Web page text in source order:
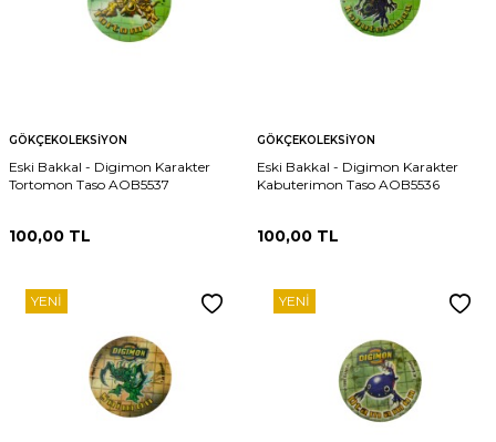
GÖKÇEKOLEKSIYON
Eski Bakkal - Digimon Karakter
Tortomon Taso AOB5537
100,00 TL
GÖKÇEKOLEKSIYON
Eski Bakkal - Digimon Karakter
Kabuterimon Taso AOB5536
100,00 TL
YENI YENI